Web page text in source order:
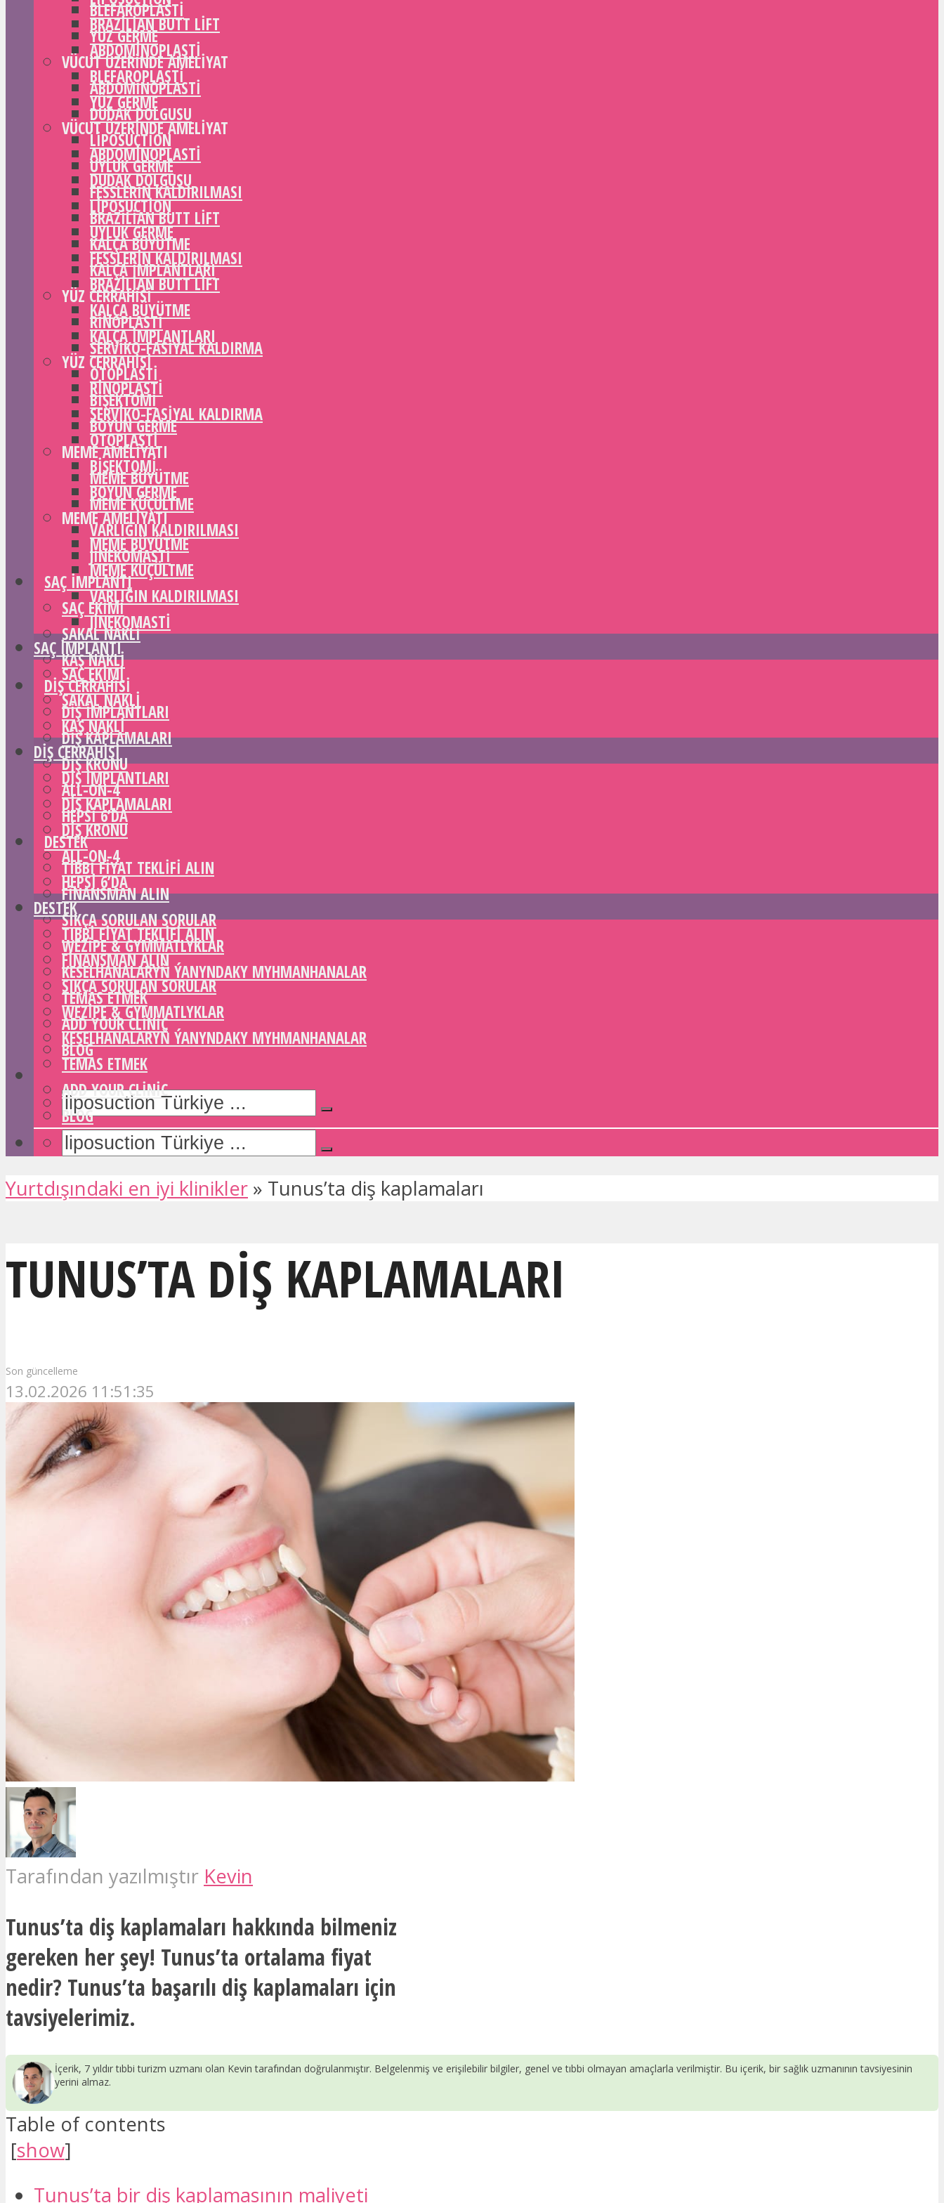
BLEFAROPLASTI
YÜZ GERME
VÜCUT ÜZERINDE AMELIYAT
ABDOMINOPLASTI
DUDAK DOLGUSU
LIPOSUCTION
UYLUK GERME
FESSLERIN KALDIRILMASI
BRAZILIAN BUTT LIFT
KALÇA BÜYÜTME
KALÇA IMPLANTLARI
YÜZ CERRAHISI
RINOPLASTI
SERVIKO-FASIYAL KALDIRMA
OTOPLASTI
BIŞEKTOMI
BOYUN GERME
MEME AMELIYATI
MEME BÜYÜTME
MEME KÜÇÜLTME
VARLIĞIN KALDIRILMASI
JINEKOMASTI
SAÇ IMPLANTI
SAÇ EKIMI
SAKAL NAKLI
KAŞ NAKLI
DIŞ CERRAHISI
DIŞ IMPLANTLARI
DIŞ KAPLAMALARI
DIŞ KRONU
ALL-ON-4
HEPSI 6’DA
DESTEK
TIBBI FIYAT TEKLIFI ALIN
FINANSMAN ALIN
SIKÇA SORULAN SORULAR
WEZIPE & GYMMATLYKLAR
KESELHANALARYŇ ÝANYNDAKY MYHMANHANALAR
TEMAS ETMEK
ADD YOUR CLINIC
BLOG
BRAZILIAN BUTT LIFT
ABDOMINOPLASTI
BLEFAROPLASTI
YÜZ GERME
VÜCUT ÜZERINDE AMELIYAT
ABDOMINOPLASTI
DUDAK DOLGUSU
LIPOSUCTION
UYLUK GERME
FESSLERIN KALDIRILMASI
BRAZILIAN BUTT LIFT
KALÇA BÜYÜTME
KALÇA IMPLANTLARI
YÜZ CERRAHISI
RINOPLASTI
SERVIKO-FASIYAL KALDIRMA
OTOPLASTI
BIŞEKTOMI
BOYUN GERME
MEME AMELIYATI
MEME BÜYÜTME
MEME KÜÇÜLTME
VARLIĞIN KALDIRILMASI
JINEKOMASTI
SAÇ IMPLANTI
SAÇ EKIMI
SAKAL NAKLI
KAŞ NAKLI
DIŞ CERRAHISI
DIŞ IMPLANTLARI
DIŞ KAPLAMALARI
DIŞ KRONU
ALL-ON-4
HEPSI 6’DA
DESTEK
TIBBI FIYAT TEKLIFI ALIN
FINANSMAN ALIN
SIKÇA SORULAN SORULAR
WEZIPE & GYMMATLYKLAR
KESELHANALARYŇ ÝANYNDAKY MYHMANHANALAR
TEMAS ETMEK
ADD YOUR CLINIC
BLOG
Yurtdışındaki en iyi klinikler » Tunus’ta diş kaplamaları
TUNUS’TA DIŞ KAPLAMALARI
Son güncelleme
13.02.2026 11:51:35
Tarafından yazılmıştır Kevin
Tunus’ta diş kaplamaları hakkında bilmeniz
gereken her şey! Tunus’ta ortalama fiyat
nedir? Tunus’ta başarılı diş kaplamaları için
tavsiyelerimiz.
İçerik, 7 yıldır tıbbi turizm uzmanı olan Kevin tarafından doğrulanmıştır. Belgelenmiş ve erişilebilir bilgiler, genel ve tıbbi olmayan amaçlarla verilmiştir. Bu içerik, bir sağlık uzmanının tavsiyesinin
yerini almaz.
Table of contents
[show]
Tunus’ta bir diş kaplamasının maliyeti